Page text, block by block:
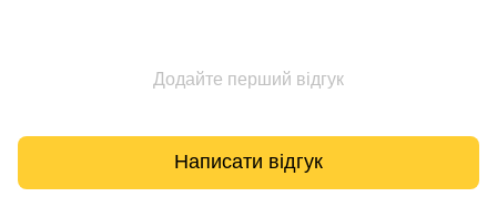
Додайте перший відгук
Написати відгук